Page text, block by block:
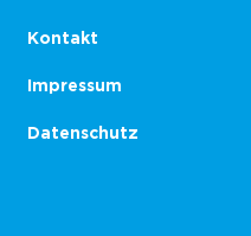
Kontakt
Impressum
Datenschutz